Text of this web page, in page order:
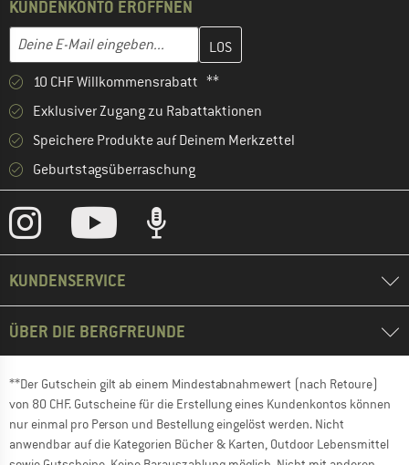
KUNDENKONTO ERÖFFNEN
E-Mail-Adresse
Gib hier deine E-Mail-Adresse ein und erstelle im nächsten
10 CHF Willkommensrabatt **
Exklusiver Zugang zu Rabattaktionen
Speichere Produkte auf Deinem Merkzettel
Geburtstagsüberraschung
KUNDENSERVICE
ÜBER DIE BERGFREUNDE
**Der Gutschein gilt ab einem Mindestabnahmewert (nach Retoure)
von 80 CHF. Gutscheine für die Erstellung eines Kundenkontos können
nur einmal pro Person und Bestellung eingelöst werden. Nicht
anwendbar auf die Kategorien Bücher & Karten, Outdoor Lebensmittel